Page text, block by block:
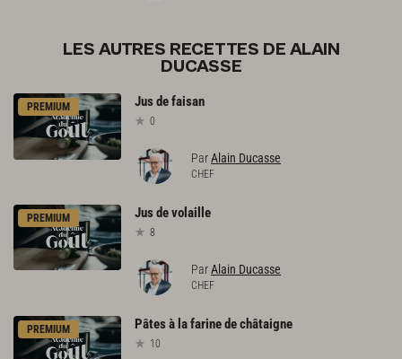
LES AUTRES RECETTES DE ALAIN
DUCASSE
PREMIUM Jusdefaisan
0
ParAlain Ducasse
CHEF
PREMIUM Jusdevolaille
8
ParAlain Ducasse
CHEF
PREMIUM Pâtesà lafarinedechâtaigne
10